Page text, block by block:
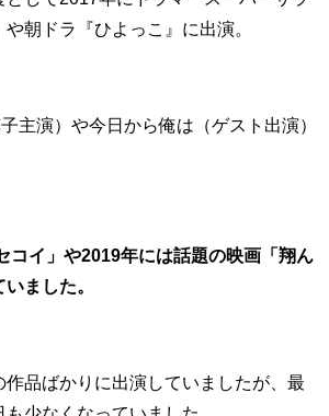
や朝ドラ 『ひよっこ 』に出演。
主演）や今日から俺は（ゲスト出演）
コイ」や2019年には話題の映画「 翔ん
ました。
作品ばかりに出演していましたが、最